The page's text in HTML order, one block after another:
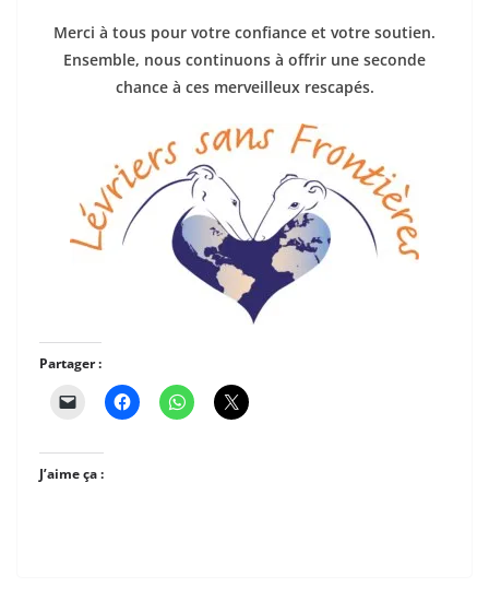
Merci à tous pour votre confiance et votre soutien.
Ensemble, nous continuons à offrir une seconde
chance à ces merveilleux rescapés.
Partager :
J’aime ça :